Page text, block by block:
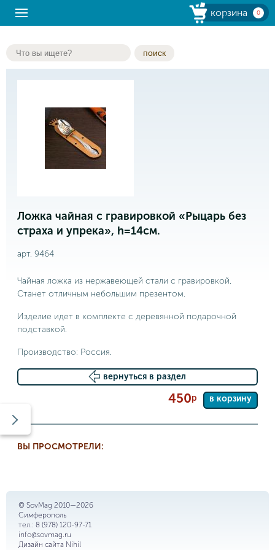
корзина 0
поиск
Ложка чайная с гравировкой «Рыцарь без
страха и упрека», h=14см.
арт. 9464
Чайная ложка из нержавеющей стали с гравировкой.
Станет отличным небольшим презентом.
Изделие идет в комплекте с деревянной подарочной
подставкой.
Производство: Россия.
вернуться в раздел
450р в корзину
ВЫ ПРОСМОТРЕЛИ:
© SovMag 2010—2026
Симферополь
тел.: 8 (978) 120-97-71
info@sovmag.ru
Дизайн сайта Nihil